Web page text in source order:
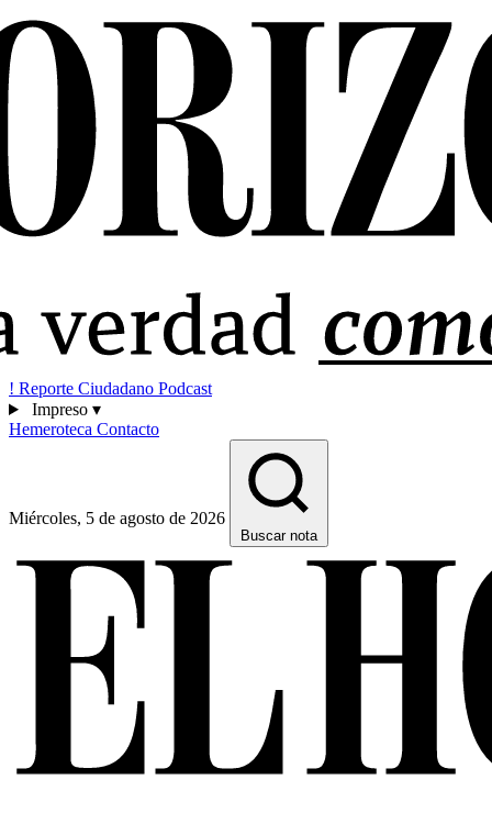
! Reporte Ciudadano Podcast
Impreso ▾
Hemeroteca Contacto
Miércoles, 5 de agosto de 2026
Buscar nota